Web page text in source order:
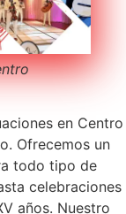
en Centro
Ofrecemos un
todo tipo de
celebraciones
años. Nuestro